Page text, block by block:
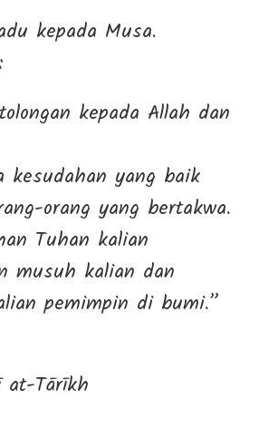
kepada Musa.
kepada Allah dan
kesudahan yang baik
orang yang bertakwa.
Tuhan kalian
musuh kalian dan
pemimpin di bumi.”
Tārīkh